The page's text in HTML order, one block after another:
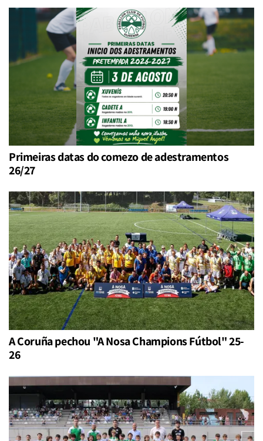
Primeiras datas do comezo de adestramentos
26/27
A Coruña pechou "A Nosa Champions Fútbol" 25-
26